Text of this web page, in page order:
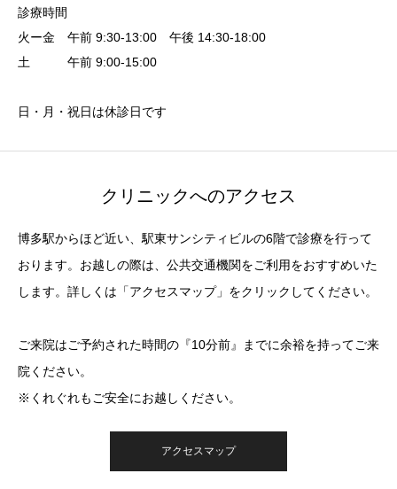
診療時間
火ー金 午前 9:30-13:00 午後 14:30-18:00
土 午前 9:00-15:00
日・月・祝日は休診日です
クリニックへのアクセス
博多駅からほど近い、駅東サンシティビルの6階で診療を行って
おります。お越しの際は、公共交通機関をご利用をおすすめいた
します。詳しくは「アクセスマップ」をクリックしてください。
ご来院はご予約された時間の『10分前』までに余裕を持ってご来
院ください。
※くれぐれもご安全にお越しください。
アクセスマップ